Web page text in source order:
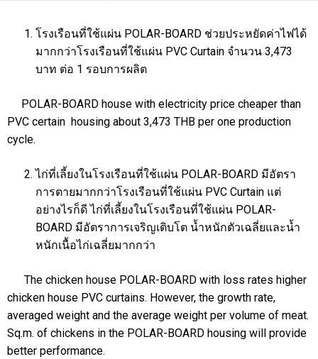
โรงเรือนที่ใช้แผ่น POLAR-BOARD ช่วยประหยัดค่าไฟได้
มากกว่าโรงเรือนที่ใช้แผ่น PVC Curtain จำนวน 3,473
บาท ต่อ 1 รอบการผลิต
POLAR-BOARD house with electricity price cheaper than
PVC certain housing about 3,473 THB per one production
cycle.
ไก่ที่เลี้ยงในโรงเรือนที่ใช้แผ่น POLAR-BOARD มีอัตรา
การตายมากกว่าโรงเรือนที่ใช้แผ่น PVC Curtain แต่
อย่างไรก็ดี ไก่ที่เลี้ยงในโรงเรือนที่ใช้แผ่น POLAR-
BOARD มีอัตราการเจริญเติบโต น้ำหนักตัวเฉลี่ยและน้ำ
หนักเนื้อไก่เฉลี่ยมากกว่า
The chicken house POLAR-BOARD with loss rates higher
chicken house PVC curtains. However, the growth rate,
averaged weight and the average weight per volume of meat.
Sq.m. of chickens in the POLAR-BOARD housing will provide
better performance.